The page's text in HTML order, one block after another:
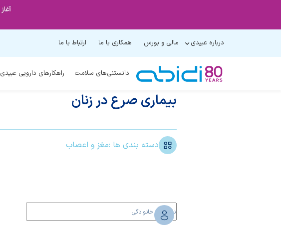
درباره عبیدی مالی و بورس همکاری با ما ارتباط با ما
دانستنی‌های سلامت راهکارهای دارویی عبیدی
بیماری صرع در زنان
دسته بندی ها :مغز و اعصاب